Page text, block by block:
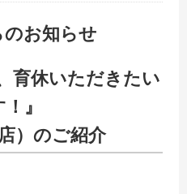
お知らせ
育休いただきたい
』
）のご紹介